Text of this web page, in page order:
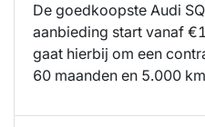
De goedkoopste Audi
aanbieding start vanaf
gaat hierbij om een
60 maanden en 5.000